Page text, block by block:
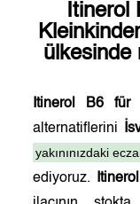
Itinerol
Kleinkinder
ülkesinde
Itinerol B6 für
alternatiflerini
yakınınızdaki
ediyoruz.